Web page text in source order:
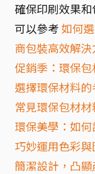
確保印刷效果和
可以參考如何
商包裝高效解決
促銷季：環保
選擇環保材料
常見環保包材
環保美學：如
巧妙運用色彩與
簡潔設計，凸